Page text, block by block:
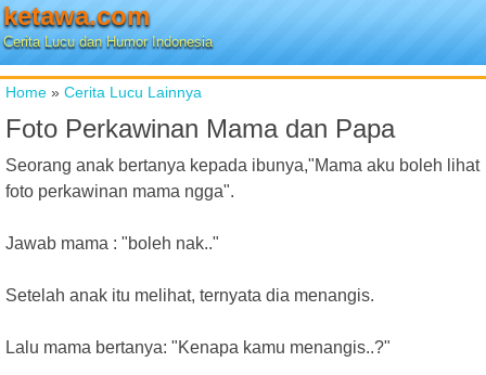
ketawa.com
Cerita Lucu dan Humor Indonesia
Home » Cerita Lucu Lainnya
Foto Perkawinan Mama dan Papa
Seorang anak bertanya kepada ibunya,"Mama aku boleh lihat
foto perkawinan mama ngga".
Jawab mama : "boleh nak.."
Setelah anak itu melihat, ternyata dia menangis.
Lalu mama bertanya: "Kenapa kamu menangis..?"